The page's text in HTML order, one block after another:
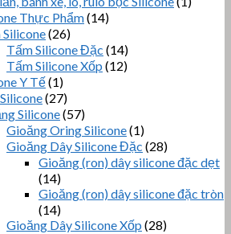
Thực Phẩm(14)
Silicone(26)
Tấm Silicone Đặc (14)
Tấm Silicone Xốp (12)
Y Tế(1)
(27)
Silicone(57)
Gioăng Oring Silicone(1)
Gioăng Dây Silicone Đặc (28)
Gioăng (ron) dây silicone đặc dẹt
(14)
Gioăng (ron) dây silicone đặc tròn
(14)
Gioăng Dây Silicone Xốp (28)